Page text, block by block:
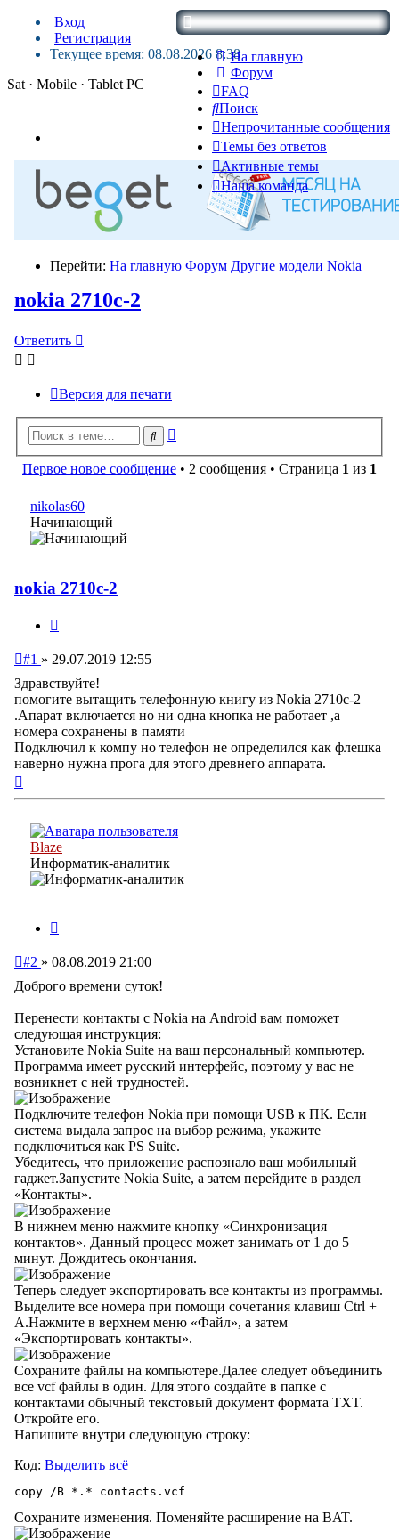
На главную
Форум
FAQ
Поиск
Непрочитанные сообщения
Темы без ответов
Активные темы
Наша команда
Вход
Регистрация
Текущее время: 08.08.2026 8:38
Sat · Mobile · Tablet PC
Перейти: На главную Форум Другие модели Nokia
nokia 2710c-2
Ответить
Версия для печати
Поиск
Первое новое сообщение • 2 сообщения • Страница 1 из 1
nikolas60
Начинающий
nokia 2710c-2
Непрочитанное
#1 » 29.07.2019 12:55
Здравствуйте!
помогите вытащить телефонную книгу из Nokia 2710c-2
.Апарат включается но ни одна кнопка не работает ,а
номера сохранены в памяти
Подключил к компу но телефон не определился как флешка
наверно нужна прога для этого древнего аппарата.
Blaze
Информатик-аналитик
Непрочитанное
#2 » 08.08.2019 21:00
Доброго времени суток!
Перенести контакты с Nokia на Android вам поможет
следующая инструкция:
Установите Nokia Suite на ваш персональный компьютер.
Программа имеет русский интерфейс, поэтому у вас не
возникнет с ней трудностей.
Подключите телефон Nokia при помощи USB к ПК. Если
система выдала запрос на выбор режима, укажите
подключиться как PS Suite.
Убедитесь, что приложение распознало ваш мобильный
гаджет.Запустите Nokia Suite, а затем перейдите в раздел
«Контакты».
В нижнем меню нажмите кнопку «Синхронизация
контактов». Данный процесс может занимать от 1 до 5
минут. Дождитесь окончания.
Теперь следует экспортировать все контакты из программы.
Выделите все номера при помощи сочетания клавиш Ctrl +
A.Нажмите в верхнем меню «Файл», а затем
«Экспортировать контакты».
Сохраните файлы на компьютере.Далее следует объединить
все vcf файлы в один. Для этого создайте в папке с
контактами обычный текстовый документ формата TXT.
Откройте его.
Напишите внутри следующую строку:
Код: Выделить всё
copy /B *.* contacts.vcf
Сохраните изменения. Поменяйте расширение на BAT.